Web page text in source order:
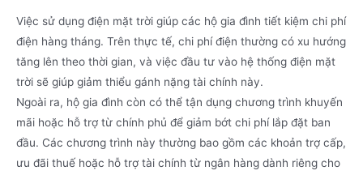
Việc sử dụng điện mặt trời giúp các hộ gia đình tiết kiệm chi phí
điện hàng tháng. Trên thực tế, chi phí điện thường có xu hướng
tăng lên theo thời gian, và việc đầu tư vào hệ thống điện mặt
trời sẽ giúp giảm thiểu gánh nặng tài chính này.
Ngoài ra, hộ gia đình còn có thể tận dụng chương trình khuyến
mãi hoặc hỗ trợ từ chính phủ để giảm bớt chi phí lắp đặt ban
đầu. Các chương trình này thường bao gồm các khoản trợ cấp,
ưu đãi thuế hoặc hỗ trợ tài chính từ ngân hàng dành riêng cho